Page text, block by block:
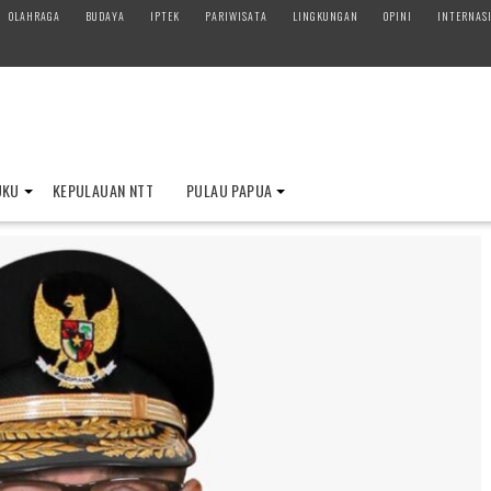
OLAHRAGA BUDAYA IPTEK PARIWISATA LINGKUNGAN OPINI
KEPULAUAN NTT PULAU PAPUA